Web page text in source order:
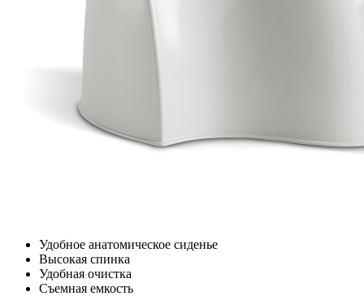
Удобное анатомическое сиденье
Высокая спинка
Удобная очистка
Съемная емкость